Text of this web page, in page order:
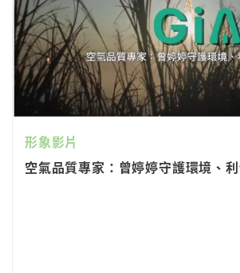
形象影片
空氣品質專家：曾婷婷守護環境、